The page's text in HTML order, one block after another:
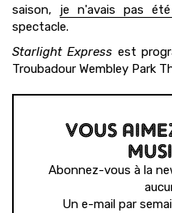
saison, je n'avais pas été
spectacle.
Starlight Express est
Troubadour Wembley Park
VOUS
Abonnez-vous à la
Un e-mail par